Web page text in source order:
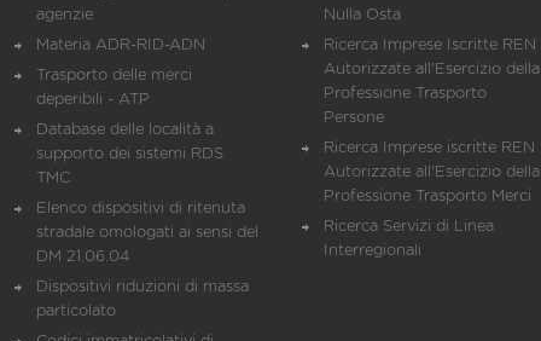
agenzie
Materia ADR-RID-ADN
Trasporto delle merci
deperibili - ATP
Database delle località a
supporto dei sistemi RDS
TMC
Elenco dispositivi di ritenuta
stradale omologati ai sensi del
DM 21.06.04
Dispositivi riduzioni di massa
particolato
Nulla Osta
Ricerca Imprese Iscritte REN
Autorizzate all'Esercizio della
Professione Trasporto
Persone
Ricerca Imprese iscritte REN
Autorizzate all'Esercizio della
Professione Trasporto Merci
Ricerca Servizi di Linea
Interregionali